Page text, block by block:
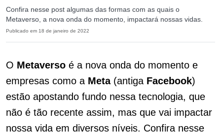
Confira nesse post algumas das formas com as quais o
Metaverso, a nova onda do momento, impactará nossas vidas.
Publicado em 18 de janeiro de 2022
O Metaverso é a nova onda do momento e
empresas como a Meta(antiga Facebook)
estão apostando fundo nessa tecnologia, que
não é tão recente assim, mas que vai impactar
nossa vida em diversos níveis. Confira nesse